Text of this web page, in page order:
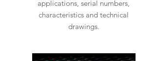
applications, serial numbers,
characteristics and technical
drawings.